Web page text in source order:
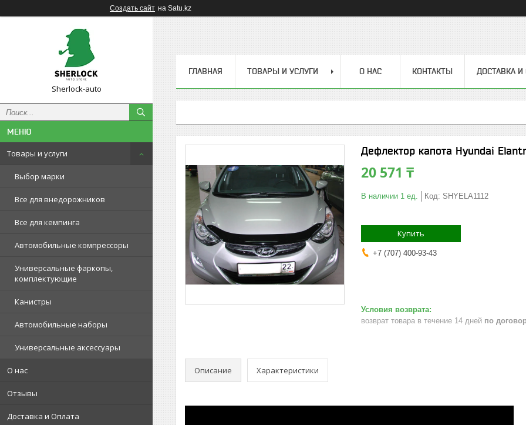
Создать сайт на Satu.kz
Sherlock-auto
Товары и услуги
Выбор марки
Все для внедорожников
Все для кемпинга
Автомобильные компрессоры
Универсальные фаркопы,
комплектующие
Канистры
Автомобильные наборы
Универсальные аксессуары
О нас
Отзывы
Доставка и Оплата
ГЛАВНАЯ ТОВАРЫ И УСЛУГИ О НАС КОНТАКТЫ ДОСТАВКА И
Дефлектор капота Hyundai
20 571 ₸
В наличии 1 ед. Код: SHYELA1112
Купить
+7 (707) 400-93-43
возврат товара в течение 14 дней по
Описание Характеристики